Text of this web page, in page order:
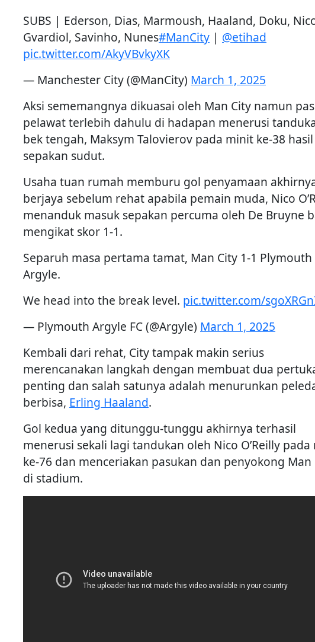
SUBS | Ederson, Dias, Marmoush, Haaland, Doku,
Gvardiol, Savinho, Nunes#ManCity | @etihad
pic.twitter.com/AkyVBvkyXK
— Manchester City (@ManCity) March 1, 2025
Aksi sememangnya dikuasai oleh Man City namun
pelawat terlebih dahulu di hadapan menerusi
bek tengah, Maksym Talovierov pada minit ke-38 hasil
sepakan sudut.
Usaha tuan rumah memburu gol penyamaan
berjaya sebelum rehat apabila pemain muda, Nico
menanduk masuk sepakan percuma oleh De Bruyne
mengikat skor 1-1.
Separuh masa pertama tamat, Man City 1-1 Plymouth
Argyle.
We head into the break level. pic.twitter.com/
— Plymouth Argyle FC (@Argyle) March 1, 2025
Kembali dari rehat, City tampak makin serius
merencanakan langkah dengan membuat dua
penting dan salah satunya adalah menurunkan
berbisa, Erling Haaland.
Gol kedua yang ditunggu-tunggu akhirnya terhasil
menerusi sekali lagi tandukan oleh Nico O’Reilly
ke-76 dan menceriakan pasukan dan penyokong Man
di stadium.